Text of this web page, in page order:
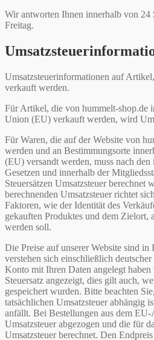
Wir antworten Ihnen innerhalb von 24
Freitag.
Umsatzsteuerinformationen auf
verkauft werden.
Für Artikel, die von hummelt-shop.de
Union (EU) verkauft werden, wird
Für Waren, die auf der Website von
werden und an Bestimmungsorte
(EU) versandt werden, muss nach
Gesetzen und innerhalb der
Steuersätzen Umsatzsteuer berechnet
berechnenden Umsatzsteuer richtet
Faktoren, wie der Identität des
gekauften Produktes und dem Zielort,
werden soll.
Die Preise auf unserer Website sind in
verstehen sich einschließlich
Konto mit Ihren Daten angelegt
Steuersatz angezeigt, dies gilt auch,
gespeichert wurden. Bitte beachten
tatsächlichen Umsatzsteuer abhängig
anfällt. Bei Bestellungen aus dem
Umsatzsteuer abgezogen und die für
Umsatzsteuer berechnet. Den